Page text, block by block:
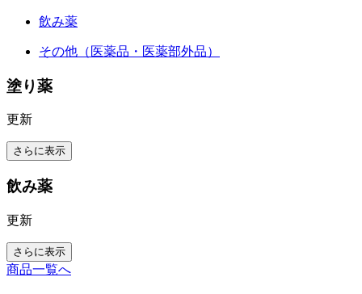
飲み薬
その他（医薬品・医薬部外品）
塗り薬
更新
さらに表示
飲み薬
更新
さらに表示
商品一覧へ